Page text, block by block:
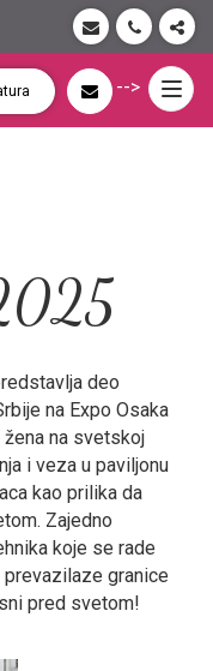
-->
deo
na Expo Osaka
na svetskoj
i veza u paviljonu
kao prilika da
Zajedno
koje se rade
granice
pred svetom!